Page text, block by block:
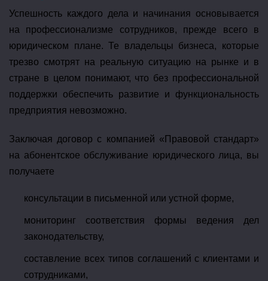
Успешность каждого дела и начинания основывается
на профессионализме сотрудников, прежде всего в
юридическом плане. Те владельцы бизнеса, которые
трезво смотрят на реальную ситуацию на рынке и в
стране в целом понимают, что без профессиональной
поддержки обеспечить развитие и функциональность
предприятия невозможно.
Заключая договор с компанией «Правовой стандарт»
на абонентское обслуживание юридического лица, вы
получаете
консультации в письменной или устной форме,
мониторинг соответствия формы ведения дел
законодательству,
составление всех типов соглашений с клиентами и
сотрудниками,